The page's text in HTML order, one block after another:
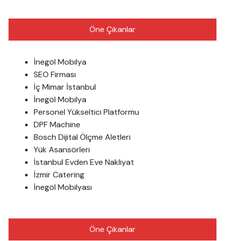
Öne Çıkanlar
İnegöl Mobilya
SEO Firması
İç Mimar İstanbul
İnegöl Mobilya
Personel Yükseltici Platformu
DPF Machine
Bosch Dijital Ölçme Aletleri
Yük Asansörleri
İstanbul Evden Eve Nakliyat
İzmir Catering
İnegöl Mobilyası
Öne Çıkanlar